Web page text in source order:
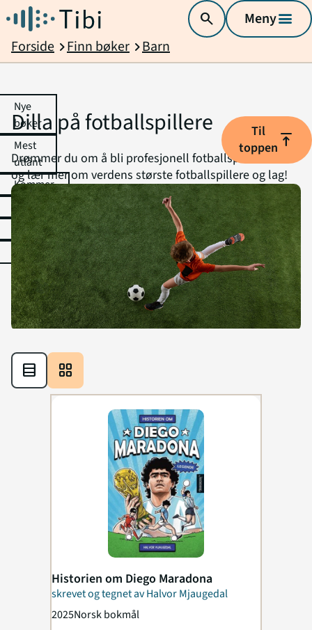
search Menymenu
Forside chevron_rightFinn bøker chevron_rightBarn
Nye
bøker
Mest
utlånt
Kommer
Kategorier
Temalister
Anbefalinger
Dilla på fotballspillere
Drømmer du om å bli profesjonell fotballspiller? Les
og lær mer om verdens største fotballspillere og lag!
table_rows grid_view
Historien om Diego Maradona
skrevet og tegnet av Halvor Mjaugedal
2025Norsk bokmål
Til
toppen vertical_align_top